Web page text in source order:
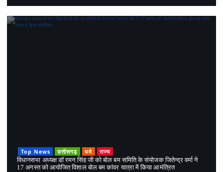
Top News छत्तीसगढ़ धर्म
राज्य
विधानसभा अध्यक्ष डॉ रमन सिंह जी को बोल बम समिति के संयोजक जितेन्द्र वर्मा ने
17 अगस्त को आयोजित विशाल बोल बम कांवर यात्रा में किया आमंत्रित